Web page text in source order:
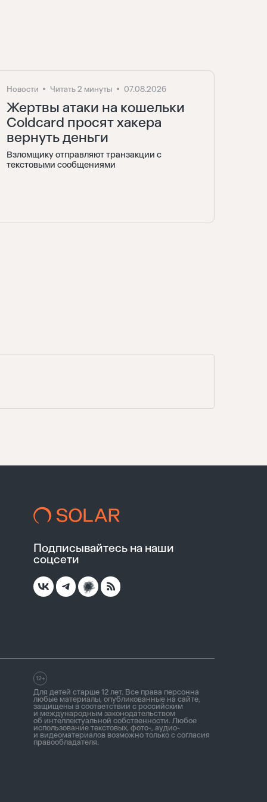
Новости Читать 2 минуты 07.08.2026
Жертвы атаки на кошельки
Coldcard просят хакера
вернуть деньги
Взломщику отправляют транзакции с
текстовыми сообщениями
Подписывайтесь на наши
соцсети
Для детей старше 12 лет. Все права персонна
любые материалы, опубликованные на сайте,
защищены в соответствии с российским
и международным законодательством
об интеллектуальной собственности. Любое
использование текстовых, фото-, аудио-
и видеоматериалов возможно только с согласия
правообладателя.